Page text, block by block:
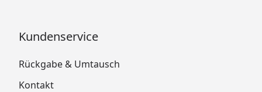
Kundenservice
Rückgabe & Umtausch
Kontakt